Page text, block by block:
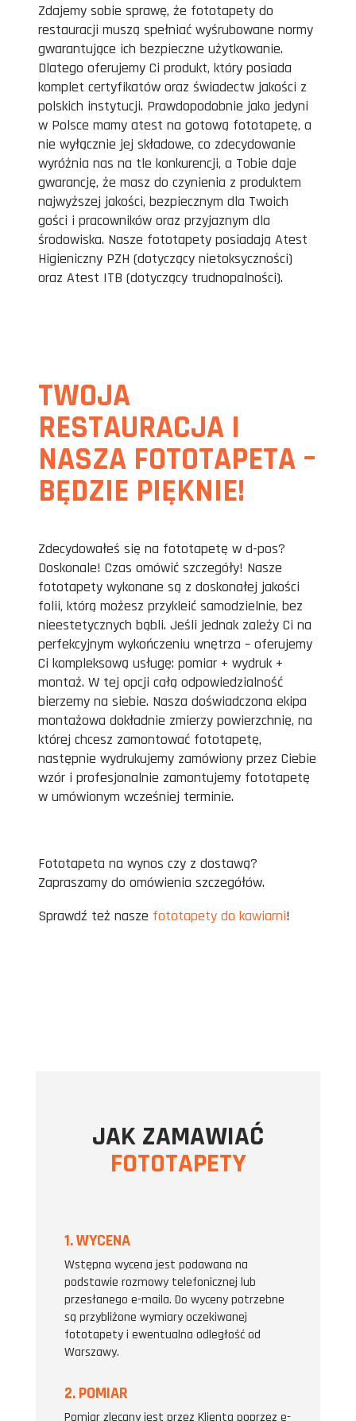
Zdajemy sobie sprawę, że fototapety do
restauracji muszą spełniać wyśrubowane normy
gwarantujące ich bezpieczne użytkowanie.
Dlatego oferujemy Ci produkt, który posiada
komplet certyfikatów oraz świadectw jakości z
polskich instytucji. Prawdopodobnie jako jedyni
w Polsce mamy atest na gotową fototapetę, a
nie wyłącznie jej składowe, co zdecydowanie
wyróżnia nas na tle konkurencji, a Tobie daje
gwarancję, że masz do czynienia z produktem
najwyższej jakości, bezpiecznym dla Twoich
gości i pracowników oraz przyjaznym dla
środowiska. Nasze fototapety posiadają Atest
Higieniczny PZH (dotyczący nietoksyczności)
oraz Atest ITB (dotyczący trudnopalności).
TWOJA
RESTAURACJA I
NASZA FOTOTAPETA –
BĘDZIE PIĘKNIE!
Zdecydowałeś się na fototapetę w d-pos?
Doskonale! Czas omówić szczegóły! Nasze
fototapety wykonane są z doskonałej jakości
folii, którą możesz przykleić samodzielnie, bez
nieestetycznych bąbli. Jeśli jednak zależy Ci na
perfekcyjnym wykończeniu wnętrza – oferujemy
Ci kompleksową usługę: pomiar + wydruk +
montaż. W tej opcji całą odpowiedzialność
bierzemy na siebie. Nasza doświadczona ekipa
montażowa dokładnie zmierzy powierzchnię, na
której chcesz zamontować fototapetę,
następnie wydrukujemy zamówiony przez Ciebie
wzór i profesjonalnie zamontujemy fototapetę
w umówionym wcześniej terminie.
Fototapeta na wynos czy z dostawą?
Zapraszamy do omówienia szczegółów.
Sprawdź też nasze fototapety do kawiarni!
JAK ZAMAWIAĆ
FOTOTAPETY
1. WYCENA
Wstępna wycena jest podawana na
podstawie rozmowy telefonicznej lub
przesłanego e-maila. Do wyceny potrzebne
są przybliżone wymiary oczekiwanej
fototapety i ewentualna odległość od
Warszawy.
2. POMIAR
Pomiar zlecany jest przez Klienta poprzez e-